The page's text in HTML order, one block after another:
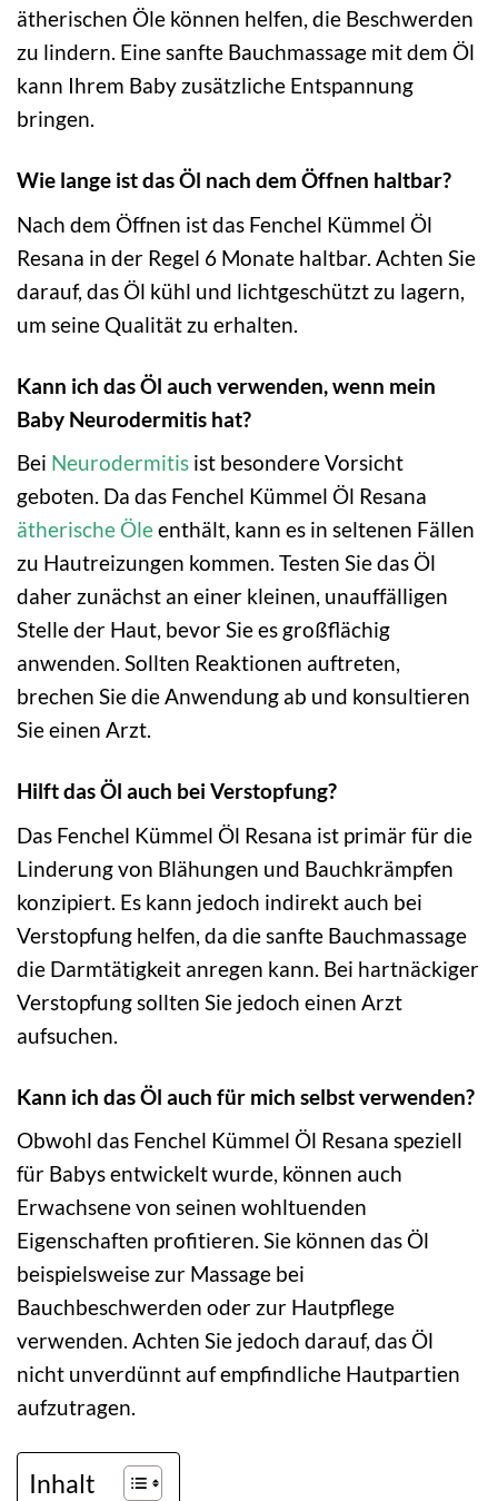
ätherischen Öle können helfen, die Beschwerden
zu lindern. Eine sanfte Bauchmassage mit dem Öl
kann Ihrem Baby zusätzliche Entspannung
bringen.
Wie lange ist das Öl nach dem Öffnen haltbar?
Nach dem Öffnen ist das Fenchel Kümmel Öl
Resana in der Regel 6 Monate haltbar. Achten Sie
darauf, das Öl kühl und lichtgeschützt zu lagern,
um seine Qualität zu erhalten.
Kann ich das Öl auch verwenden, wenn mein
Baby Neurodermitis hat?
Bei Neurodermitis ist besondere Vorsicht
geboten. Da das Fenchel Kümmel Öl Resana
ätherische Öleenthält, kann es in seltenen Fällen
zu Hautreizungen kommen. Testen Sie das Öl
daher zunächst an einer kleinen, unauffälligen
Stelle der Haut, bevor Sie es großflächig
anwenden. Sollten Reaktionen auftreten,
brechen Sie die Anwendung ab und konsultieren
Sie einen Arzt.
Hilft das Öl auch bei Verstopfung?
Das Fenchel Kümmel Öl Resana ist primär für die
Linderung von Blähungen und Bauchkrämpfen
konzipiert. Es kann jedoch indirekt auch bei
Verstopfung helfen, da die sanfte Bauchmassage
die Darmtätigkeit anregen kann. Bei hartnäckiger
Verstopfung sollten Sie jedoch einen Arzt
aufsuchen.
Kann ich das Öl auch für mich selbst verwenden?
Obwohl das Fenchel Kümmel Öl Resana speziell
für Babys entwickelt wurde, können auch
Erwachsene von seinen wohltuenden
Eigenschaften profitieren. Sie können das Öl
beispielsweise zur Massage bei
Bauchbeschwerden oder zur Hautpflege
verwenden. Achten Sie jedoch darauf, das Öl
nicht unverdünnt auf empfindliche Hautpartien
aufzutragen.
Inhalt